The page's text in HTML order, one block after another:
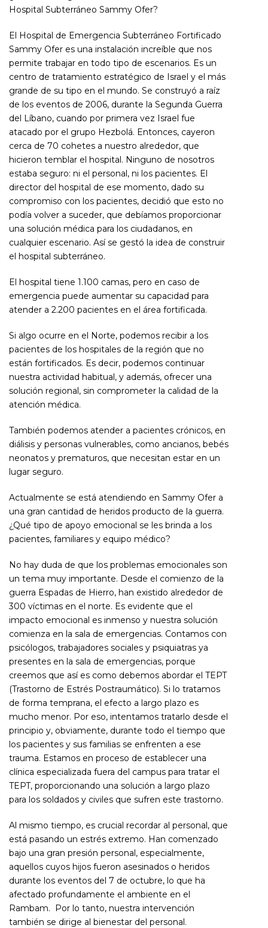
Hospital Subterráneo Sammy Ofer?
El Hospital de Emergencia Subterráneo Fortificado
Sammy Ofer es una instalación increíble que nos
permite trabajar en todo tipo de escenarios. Es un
centro de tratamiento estratégico de Israel y el más
grande de su tipo en el mundo. Se construyó a raíz
de los eventos de 2006, durante la Segunda Guerra
del Líbano, cuando por primera vez Israel fue
atacado por el grupo Hezbolá. Entonces, cayeron
cerca de 70 cohetes a nuestro alrededor, que
hicieron temblar el hospital. Ninguno de nosotros
estaba seguro: ni el personal, ni los pacientes. El
director del hospital de ese momento, dado su
compromiso con los pacientes, decidió que esto no
podía volver a suceder, que debíamos proporcionar
una solución médica para los ciudadanos, en
cualquier escenario. Así se gestó la idea de construir
el hospital subterráneo.
El hospital tiene 1.100 camas, pero en caso de
emergencia puede aumentar su capacidad para
atender a 2.200 pacientes en el área fortificada.
Si algo ocurre en el Norte, podemos recibir a los
pacientes de los hospitales de la región que no
están fortificados. Es decir, podemos continuar
nuestra actividad habitual, y además, ofrecer una
solución regional, sin comprometer la calidad de la
atención médica.
También podemos atender a pacientes crónicos, en
diálisis y personas vulnerables, como ancianos, bebés
neonatos y prematuros, que necesitan estar en un
lugar seguro.
Actualmente se está atendiendo en Sammy Ofer a
una gran cantidad de heridos producto de la guerra.
¿Qué tipo de apoyo emocional se les brinda a los
pacientes, familiares y equipo médico?
No hay duda de que los problemas emocionales son
un tema muy importante. Desde el comienzo de la
guerra Espadas de Hierro, han existido alrededor de
300 víctimas en el norte. Es evidente que el
impacto emocional es inmenso y nuestra solución
comienza en la sala de emergencias. Contamos con
psicólogos, trabajadores sociales y psiquiatras ya
presentes en la sala de emergencias, porque
creemos que así es como debemos abordar el TEPT
(Trastorno de Estrés Postraumático). Si lo tratamos
de forma temprana, el efecto a largo plazo es
mucho menor. Por eso, intentamos tratarlo desde el
principio y, obviamente, durante todo el tiempo que
los pacientes y sus familias se enfrenten a ese
trauma. Estamos en proceso de establecer una
clínica especializada fuera del campus para tratar el
TEPT, proporcionando una solución a largo plazo
para los soldados y civiles que sufren este trastorno.
Al mismo tiempo, es crucial recordar al personal, que
está pasando un estrés extremo. Han comenzado
bajo una gran presión personal, especialmente,
aquellos cuyos hijos fueron asesinados o heridos
durante los eventos del 7 de octubre, lo que ha
afectado profundamente el ambiente en el
Rambam. Por lo tanto, nuestra intervención
también se dirige al bienestar del personal.